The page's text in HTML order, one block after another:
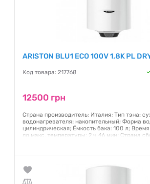
ARISTON BLU1 ECO 100V 1,8K PL
Код товара: 217768
12500 грн
Страна производитель: Италия; Тип тэна:
водонагревателя: накопительный; Форма
цилиндрическая; Ёмкость бака: 100 л; Время
до макс. температуры: 2 ч 46 мин; Страна